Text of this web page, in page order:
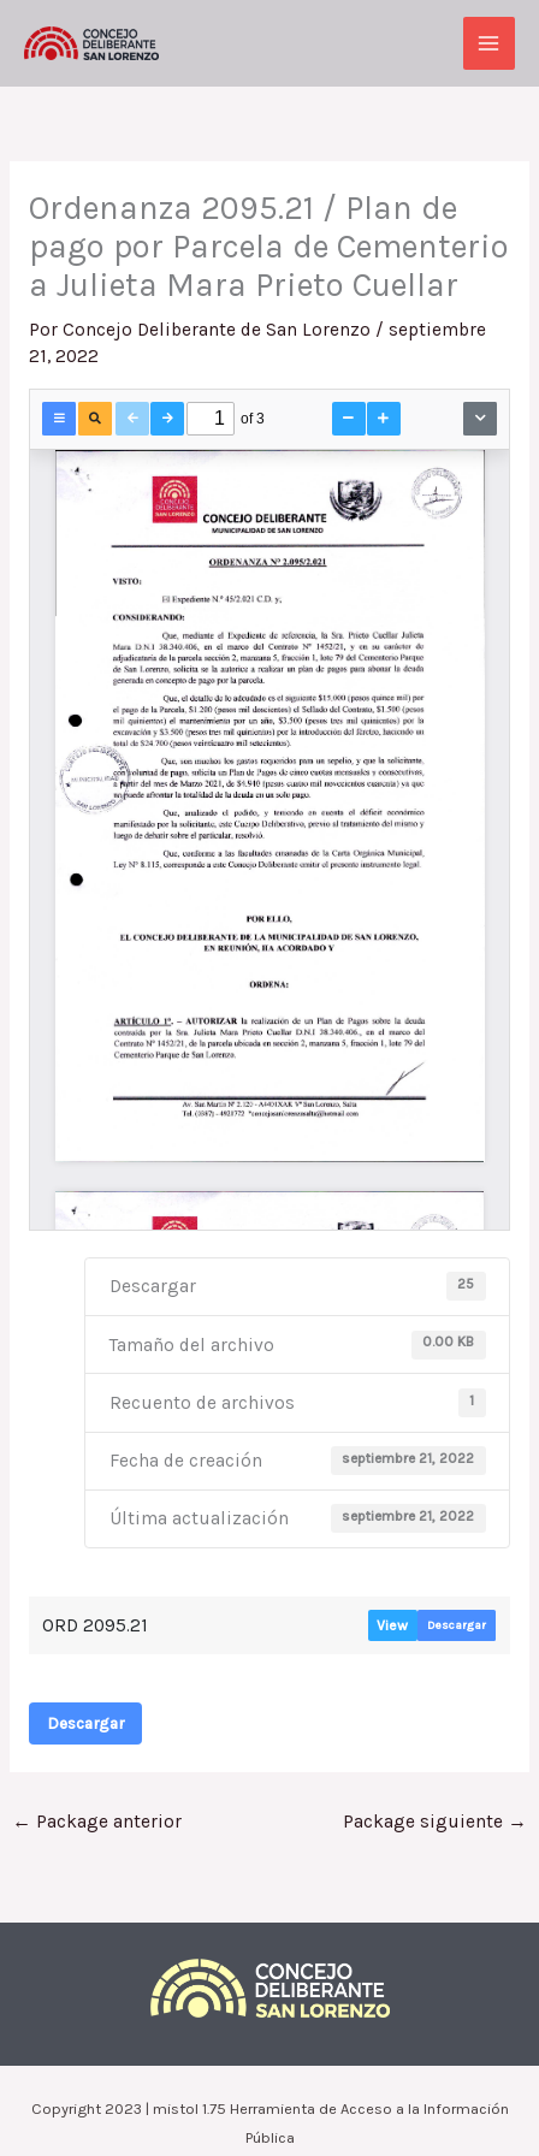
Main
Ordenanza 2095.21 / Plan de
pago por Parcela de Cementerio
a Julieta Mara Prieto Cuellar
Por Concejo Deliberante de San Lorenzo / septiembre
21, 2022
Descargar 25
Tamaño del archivo 0.00 KB
Recuento de archivos 1
Fecha de creación septiembre 21, 2022
Última actualización septiembre 21, 2022
ORD 2095.21 View Descargar
Descargar
← Package anterior Package siguiente →
Copyright 2023 | mistol 1.75 Herramienta de Acceso a la Información
Pública